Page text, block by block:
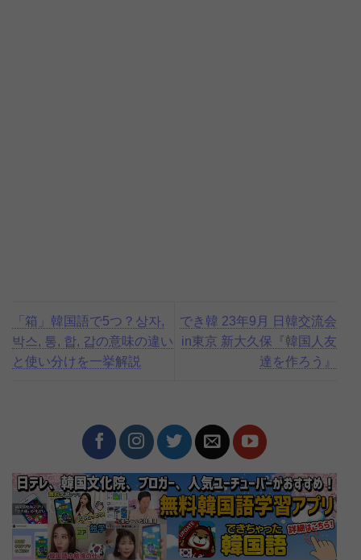
「箱」韓国語で5つ？상자,
박스, 통, 합, 갑の意味の違い
と使い分けを一挙解説
でき韓 23年9月 日韓交流会
in東京 新大久保『韓国人友
達を作ろう』